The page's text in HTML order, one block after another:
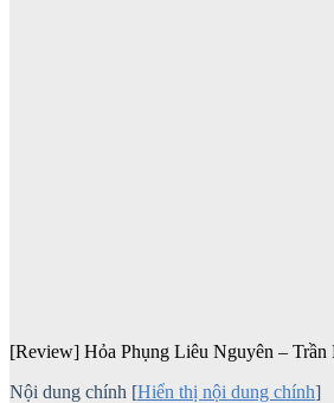
[Review] Hỏa Phụng Liêu Nguyên – Trần
Nội dung chính [Hiển thị nội dung chính]